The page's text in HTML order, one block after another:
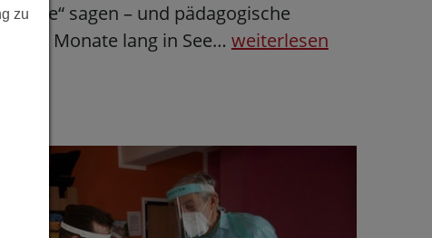
sagen – und pädagogische
ca. 6 Monate lang in See… weiterlesen
zu